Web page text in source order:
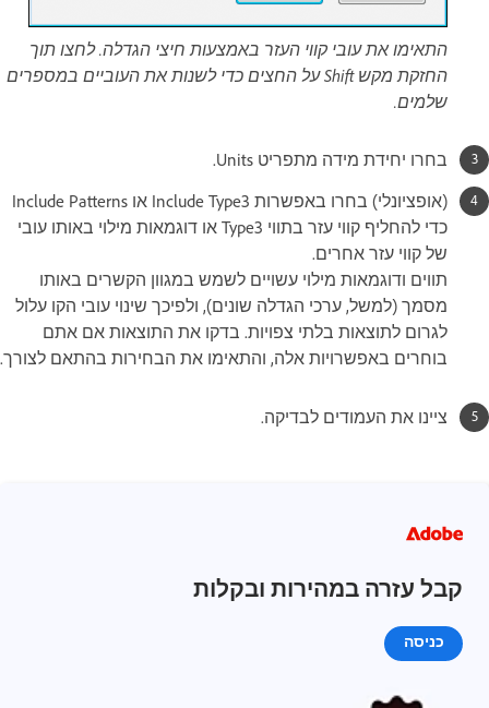
התאימו את עובי קווי העזר באמצעות חיצי הגדלה. לחצו תוך
החזקת מקש Shift על החצים כדי לשנות את העוביים במספרים
שלמים.
בחרו יחידת מידה מתפריט Units.
(אופציונלי) בחרו באפשרות Include Type3 או Include Patterns
כדי להחליף קווי עזר בתווי Type3 או דוגמאות מילוי באותו עובי
של קווי עזר אחרים.
תווים ודוגמאות מילוי עשויים לשמש במגוון הקשרים באותו
מסמך (למשל, ערכי הגדלה שונים), ולפיכך שינוי עובי הקו עלול
לגרום לתוצאות בלתי צפויות. בדקו את התוצאות אם אתם
בוחרים באפשרויות אלה, והתאימו את הבחירות בהתאם לצורך.
ציינו את העמודים לבדיקה.
קבל עזרה במהירות ובקלות
כניסה